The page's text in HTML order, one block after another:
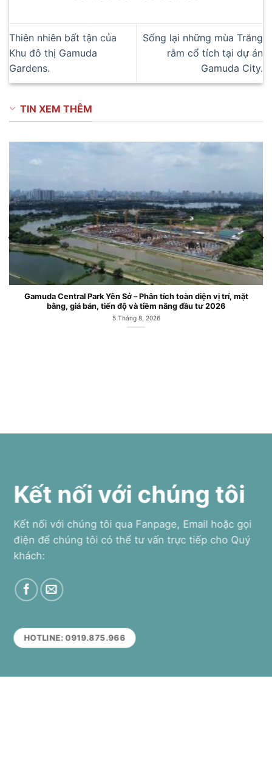
Thiên nhiên bất tận của
Khu đô thị Gamuda
Gardens.
Sống lại những mùa Trăng
rằm cổ tích tại dự án
Gamuda City.
TIN XEM THÊM
Yên Sở – Phân tích toàn diện vị trí, mặt
tiến độ và tiềm năng đầu tư 2026
Căn hộ chung cư
Kết nối với chúng tôi
Kết nối với chúng tôi qua Fanpage, Email hoặc gọi
điện để chúng tôi có thể tư vấn trực tiếp cho Quý
khách:
HOTLINE: 0919.875.966